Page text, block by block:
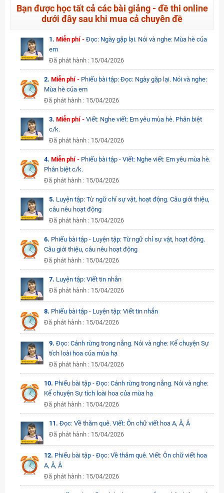
Bạn được học tất cả các bài giảng - đề thi online
dưới đây sau khi mua cả chuyên đề
1. Miễn phí - Đọc: Ngày gặp lại. Nói và nghe: Mùa hè của
em
Đã phát hành : 15/04/2026
2.Miễn phí - Phiếu bài tập: Đọc: Ngày gặp lại. Nói và nghe:
Mùa hè của em
Đã phát hành : 15/04/2026
3. Miễn phí - Viết: Nghe viết: Em yêu mùa hè. Phân biệt
c/k.
Đã phát hành : 15/04/2026
4.Miễn phí - Phiếu bài tập - Viết: Nghe viết: Em yêu mùa hè.
Phân biệt c/k.
Đã phát hành : 15/04/2026
5. Luyện tập: Từ ngữ chỉ sự vật, hoạt động. Câu giới thiệu,
câu nêu hoạt động
Đã phát hành : 15/04/2026
6. Phiếu bài tập - Luyện tập: Từ ngữ chỉ sự vật, hoạt động.
Câu giới thiệu, câu nêu hoạt động
Đã phát hành : 15/04/2026
7. Luyện tập: Viết tin nhắn
Đã phát hành : 15/04/2026
8. Phiếu bài tập - Luyện tập: Viết tin nhắn
Đã phát hành : 15/04/2026
9. Đọc: Cánh rừng trong nắng. Nói và nghe: Kể chuyện Sự
tích loài hoa của mùa hạ
Đã phát hành : 15/04/2026
10. Phiếu bài tập - Đọc: Cánh rừng trong nắng. Nói và nghe:
Kể chuyện Sự tích loài hoa của mùa hạ
Đã phát hành : 15/04/2026
11. Đọc: Về thăm quê. Viết: Ôn chữ viết hoa A, Ă, Â
Đã phát hành : 15/04/2026
12. Phiếu bài tập - Đọc: Về thăm quê. Viết: Ôn chữ viết hoa
A, Ă, Â
Đã phát hành : 15/04/2026